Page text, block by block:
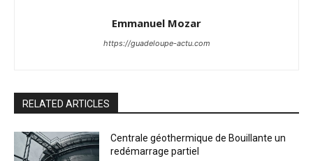
Emmanuel Mozar
https://guadeloupe-actu.com
RELATED ARTICLES
Centrale géothermique de Bouillante un
redémarrage partiel